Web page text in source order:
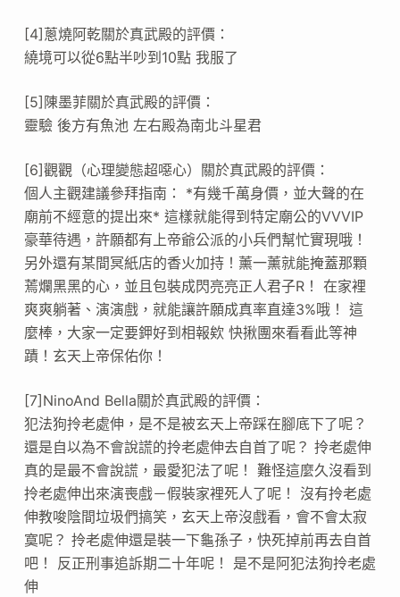
[4]蔥燒阿乾關於真武殿的評價：
繞境可以從6點半吵到10點 我服了
[5]陳墨菲關於真武殿的評價：
靈驗 後方有魚池 左右殿為南北斗星君
[6]觀觀（心理變態超噁心）關於真武殿的評價：
個人主觀建議參拜指南： *有幾千萬身價，並大聲的在
廟前不經意的提出來* 這樣就能得到特定廟公的VVVIP
豪華待遇，許願都有上帝爺公派的小兵們幫忙實現哦！
另外還有某間冥紙店的香火加持！薰一薰就能掩蓋那顆
蔫爛黑黑的心，並且包裝成閃亮亮正人君子R！ 在家裡
爽爽躺著、演演戲，就能讓許願成真率直達3%哦！ 這
麼棒，大家一定要鉀好到相報欸 快揪團來看看此等神
蹟！玄天上帝保佑你！
[7]NinoAnd Bella關於真武殿的評價：
犯法狗拎老處伸，是不是被玄天上帝踩在腳底下了呢？
還是自以為不會說謊的拎老處伸去自首了呢？ 拎老處伸
真的是最不會說謊，最愛犯法了呢！ 難怪這麼久沒看到
拎老處伸出來演喪戲－假裝家裡死人了呢！ 沒有拎老處
伸教唆陰間垃圾們搞笑，玄天上帝沒戲看，會不會太寂
寞呢？ 拎老處伸還是裝一下龜孫子，快死掉前再去自首
吧！ 反正刑事追訴期二十年呢！ 是不是阿犯法狗拎老處
伸